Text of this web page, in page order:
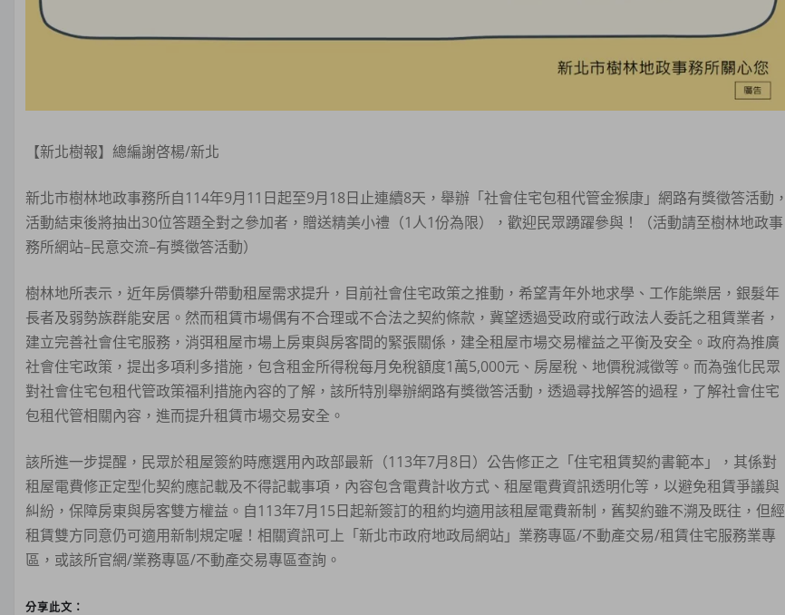
【新北樹報】總編謝啓楊/新北
新北市樹林地政事務所自114年9月11日起至9月18日止連續8天，舉辦「社會住宅包租代管金猴康」網路有獎徵答活動，
活動結束後將抽出30位答題全對之參加者，贈送精美小禮（1人1份為限），歡迎民眾踴躍參與！（活動請至樹林地政事
務所網站–民意交流–有獎徵答活動）
樹林地所表示，近年房價攀升帶動租屋需求提升，目前社會住宅政策之推動，希望青年外地求學、工作能樂居，銀髮年
長者及弱勢族群能安居。然而租賃市場偶有不合理或不合法之契約條款，冀望透過受政府或行政法人委託之租賃業者，
建立完善社會住宅服務，消弭租屋市場上房東與房客間的緊張關係，建全租屋市場交易權益之平衡及安全。政府為推廣
社會住宅政策，提出多項利多措施，包含租金所得稅每月免稅額度1萬5,000元、房屋稅、地價稅減徵等。而為強化民眾
對社會住宅包租代管政策福利措施內容的了解，該所特別舉辦網路有獎徵答活動，透過尋找解答的過程，了解社會住宅
包租代管相關內容，進而提升租賃市場交易安全。
該所進一步提醒，民眾於租屋簽約時應選用內政部最新（113年7月8日）公告修正之「住宅租賃契約書範本」，其係對
租屋電費修正定型化契約應記載及不得記載事項，內容包含電費計收方式、租屋電費資訊透明化等，以避免租賃爭議與
糾紛，保障房東與房客雙方權益。自113年7月15日起新簽訂的租約均適用該租屋電費新制，舊契約雖不溯及既往，但經
租賃雙方同意仍可適用新制規定喔！相關資訊可上「新北市政府地政局網站」業務專區/不動產交易/租賃住宅服務業專
區，或該所官網/業務專區/不動產交易專區查詢。
分享此文：